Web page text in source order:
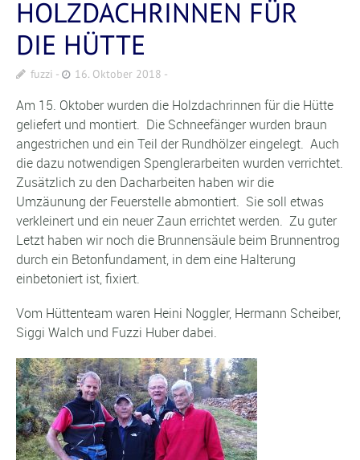
HOLZDACHRINNEN FÜR
DIE HÜTTE
fuzzi 16. Oktober 2018
Am 15. Oktober wurden die Holzdachrinnen für die Hütte
geliefert und montiert. Die Schneefänger wurden braun
angestrichen und ein Teil der Rundhölzer eingelegt. Auch
die dazu notwendigen Spenglerarbeiten wurden verrichtet.
Zusätzlich zu den Dacharbeiten haben wir die
Umzäunung der Feuerstelle abmontiert. Sie soll etwas
verkleinert und ein neuer Zaun errichtet werden. Zu guter
Letzt haben wir noch die Brunnensäule beim Brunnentrog
durch ein Betonfundament, in dem eine Halterung
einbetoniert ist, fixiert.
Vom Hüttenteam waren Heini Noggler, Hermann Scheiber,
Siggi Walch und Fuzzi Huber dabei.